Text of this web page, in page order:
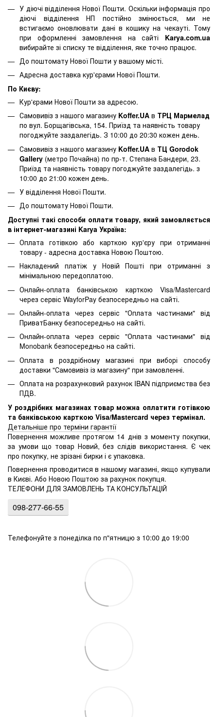
У діючі відділення Нової Пошти. Оскільки інформація про
діючі відділення НП постійно змінюється, ми не
встигаємо оновлювати дані в кошику на чекауті. Тому
при оформленні замовлення на сайті Karya.com.ua
вибирайте зі списку те відділення, яке точно працює.
До поштомату Нової Пошти у вашому місті.
Адресна доставка кур'єрами Нової Пошти.
По Києву:
Кур'єрами Нової Пошти за адресою.
Самовивіз з нашого магазину Koffer.UA в ТРЦ Мармелад
по вул. Борщагівська, 154. Приїзд та наявність товару
погоджуйте заздалегідь. З 10:00 до 20:30 кожен день.
Самовивіз з нашого магазину Koffer.UA в ТЦ Gorodok
Gallery (метро Почайна) по пр-т. Степана Бандери, 23.
Приїзд та наявність товару погоджуйте заздалегідь. з
10:00 до 21:00 кожен день.
У відділення Нової Пошти.
До поштомату Нової Пошти.
Доступні такі способи оплати товару, який замовляється
в інтернет-магазині Karya Україна:
Оплата готівкою або карткою кур'єру при отриманні
товару - адресна доставка Новою Поштою.
Накладений платіж у Новій Пошті при отриманні з
мінімальною передоплатою.
Онлайн-оплата банківською карткою Visa/Mastercard
через сервіс WayforPay безпосередньо на сайті.
Онлайн-оплата через сервіс "Оплата частинами" від
ПриватБанку безпосередньо на сайті.
Онлайн-оплата через сервіс "Оплата частинами" від
Monobank безпосередньо на сайті.
Оплата в роздрібному магазині при виборі способу
доставки "Самовивіз із магазину" при замовленні.
Оплата на розрахунковий рахунок IBAN підприємства без
ПДВ.
У роздрібних магазинах товар можна оплатити готівкою
та банківською карткою Visa/Mastercard через термінал.
Детальніше про терміни гарантії
Повернення можливе протягом 14 днів з моменту покупки,
за умови що товар Новий, без слідів використання. Є чек
про покупку, не зрізані бирки і є упаковка.
Повернення проводитися в нашому магазині, якщо купували
в Києві. Або Новою Поштою за рахунок покупця.
ТЕЛЕФОНИ ДЛЯ ЗАМОВЛЕНЬ ТА КОНСУЛЬТАЦІЙ
098-277-66-55
Телефонуйте з понеділка по п"ятницю з 10:00 до 19:00